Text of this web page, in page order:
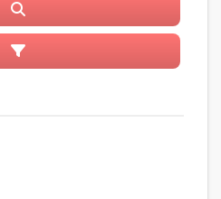
Advanced Filters